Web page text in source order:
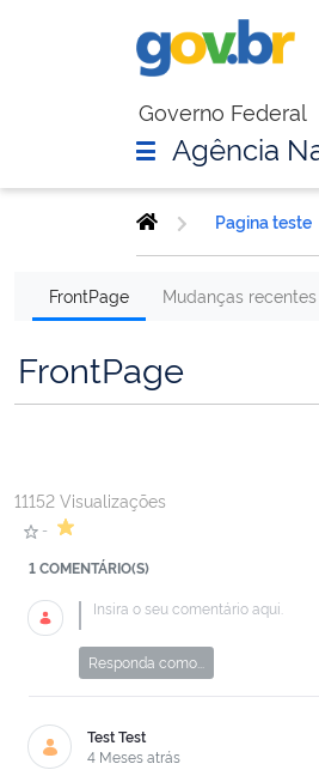
Governo Federal
Agência
Pagina teste
FrontPage Mudanças recentes
FrontPage
11152 Visualizações
-
1 COMENTÁRIO(S)
Responda como...
Test Test
4 Meses atrás